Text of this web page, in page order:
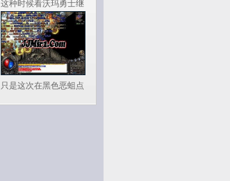
这种时候看沃玛勇士继
只是这次在黑色恶蛆点